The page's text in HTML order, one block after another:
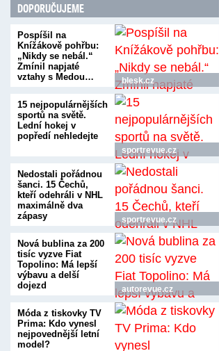
DOPORUČUJEME
Pospíšil na
Knížákově pohřbu:
„Nikdy se nebál.“
Zmínil napjaté
vztahy s Medou…
blesk.cz
15 nejpopulárnějších
sportů na světě.
Lední hokej v
popředí nehledejte
sportrevue.cz
Nedostali pořádnou
šanci. 15 Čechů,
kteří odehráli v NHL
maximálně dva
zápasy
sportrevue.cz
Nová bublina za 200
tisíc vyzve Fiat
Topolino: Má lepší
výbavu a delší
dojezd
autorevue.cz
Móda z tiskovky TV
Prima: Kdo vynesl
nejpovednější letní
model?